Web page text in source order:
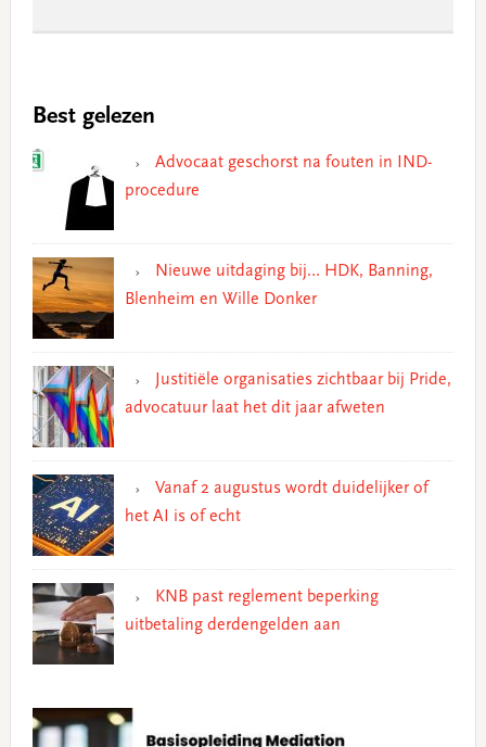
Best gelezen
Advocaat geschorst na fouten in IND-
procedure
Nieuwe uitdaging bij… HDK, Banning,
Blenheim en Wille Donker
Justitiële organisaties zichtbaar bij Pride,
advocatuur laat het dit jaar afweten
Vanaf 2 augustus wordt duidelijker of
het AI is of echt
KNB past reglement beperking
uitbetaling derdengelden aan